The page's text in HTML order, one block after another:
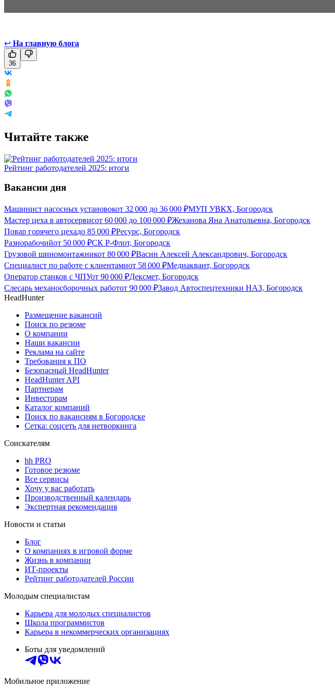
↩ На главную блога
36
Читайте также
Рейтинг работодателей 2025: итоги
Вакансии дня
Машинист насосных установокот 32 000 до 36 000 ₽МУП УВКХ, Богородск
Мастер цеха в автосервисот 60 000 до 100 000 ₽Жеханова Яна Анатольевна, Богородск
Повар горячего цехадо 85 000 ₽Ресурс, Богородск
Разнорабочийот 50 000 ₽СК Р-Флот, Богородск
Грузовой шиномонтажникот 80 000 ₽Васин Алексей Александрович, Богородск
Специалист по работе с клиентамиот 58 000 ₽Медиаквант, Богородск
Оператор станков с ЧПУот 90 000 ₽Дексмет, Богородск
Слесарь механосборочных работот 90 000 ₽Завод Автоспецтехники НАЗ, Богородск
HeadHunter
Размещение вакансий
Поиск по резюме
О компании
Наши вакансии
Реклама на сайте
Требования к ПО
Безопасный HeadHunter
HeadHunter API
Партнерам
Инвесторам
Каталог компаний
Поиск по вакансиям в Богородске
Сетка: соцсеть для нетворкинга
Соискателям
hh PRO
Готовое резюме
Все сервисы
Хочу у вас работать
Производственный календарь
Экспертная рекомендация
Новости и статьи
Блог
О компаниях в игровой форме
Жизнь в компании
ИТ-проекты
Рейтинг работодателей России
Молодым специалистам
Карьера для молодых специалистов
Школа программистов
Карьера в некоммерческих организациях
Боты для уведомлений
Мобильное приложение